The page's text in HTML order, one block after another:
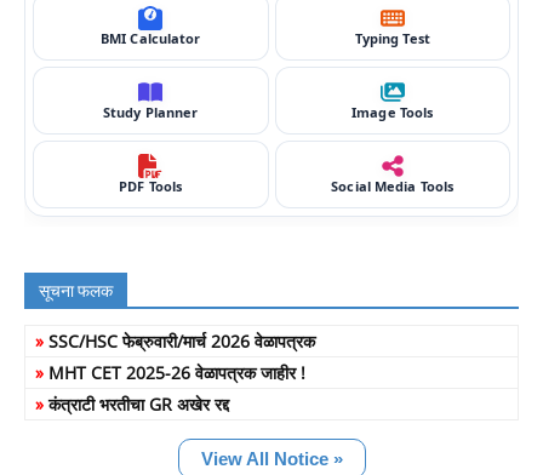
BMI Calculator Typing Test
Study Planner Image Tools
PDF Tools Social Media Tools
सूचना फलक
» SSC/HSC फेब्रुवारी/मार्च 2026 वेळापत्रक
» MHT CET 2025-26 वेळापत्रक जाहीर !
»कंत्राटी भरतीचा GR अखेर रद्द
View All Notice »